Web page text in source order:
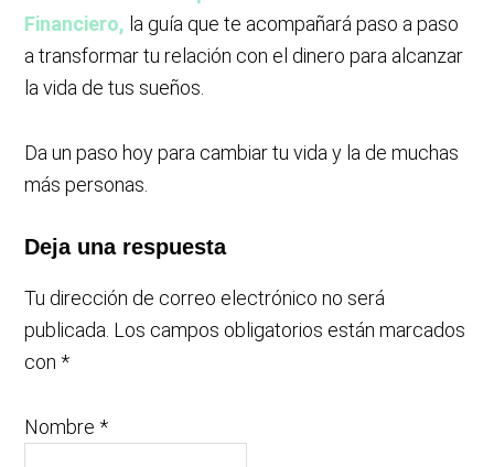
Financiero, la guía que te acompañará paso a paso
a transformar tu relación con el dinero para alcanzar
la vida de tus sueños.
Da un paso hoy para cambiar tu vida y la de muchas
más personas.
Deja una respuesta
Tu dirección de correo electrónico no será
publicada. Los campos obligatorios están marcados
con*
Nombre*